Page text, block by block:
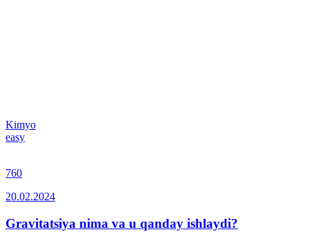
Kimyo
easy
760
20.02.2024
Gravitatsiya nima va u qanday ishlaydi?